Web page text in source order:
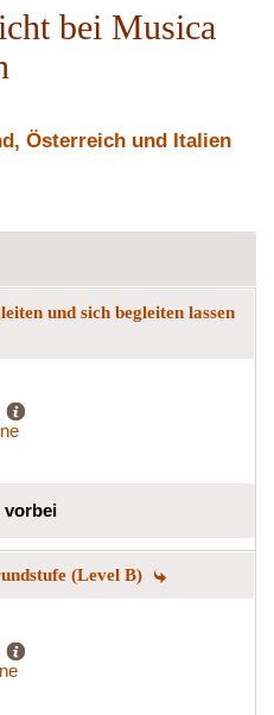
bei Musica
Österreich und Italien
und sich begleiten lassen
vorbei
(Level B)